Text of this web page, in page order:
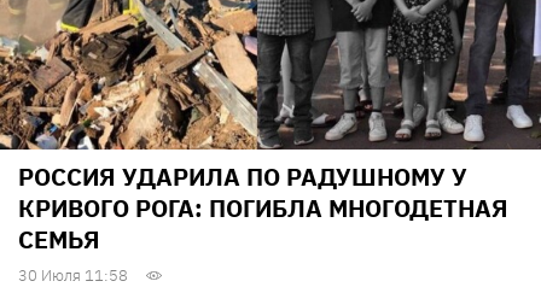
РОССИЯ УДАРИЛА ПО РАДУШНОМУ У
КРИВОГО РОГА: ПОГИБЛА МНОГОДЕТНАЯ
СЕМЬЯ
30 Июля 11:58